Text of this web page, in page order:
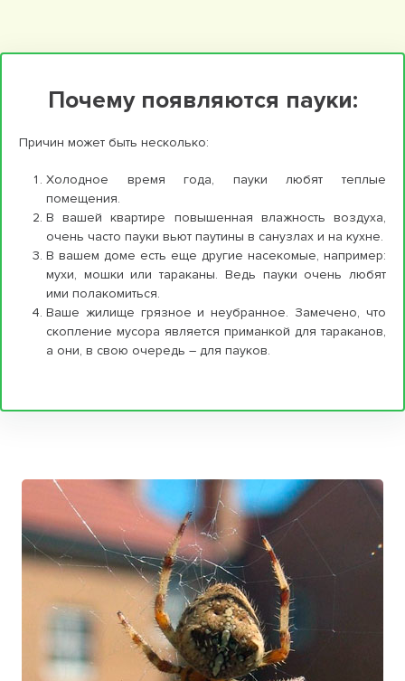
Почему появляются пауки:
Причин может быть несколько:
Холодное время года, пауки любят теплые
помещения.
В вашей квартире повышенная влажность воздуха,
очень часто пауки вьют паутины в санузлах и на кухне.
В вашем доме есть еще другие насекомые, например:
мухи, мошки или тараканы. Ведь пауки очень любят
ими полакомиться.
Ваше жилище грязное и неубранное. Замечено, что
скопление мусора является приманкой для тараканов,
а они, в свою очередь – для пауков.